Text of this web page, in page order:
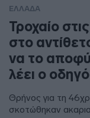
ΕΛΛΑΔΑ
Τροχαίο
στο
να το
λέει ο
Θρήνος για τη
σκοτώθηκαν